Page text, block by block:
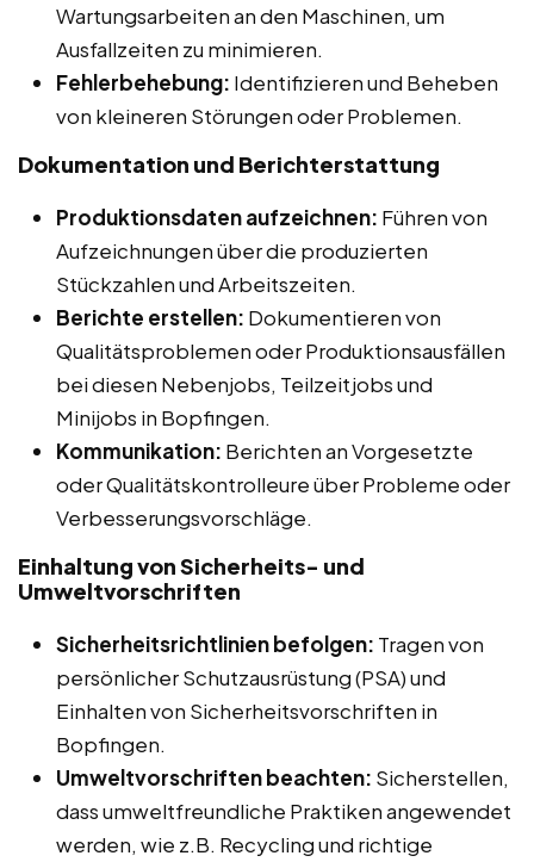
Wartungsarbeiten an den Maschinen, um
Ausfallzeiten zu minimieren.
Fehlerbehebung: Identifizieren und Beheben
von kleineren Störungen oder Problemen.
Dokumentation und Berichterstattung
Produktionsdaten aufzeichnen: Führen von
Aufzeichnungen über die produzierten
Stückzahlen und Arbeitszeiten.
Berichte erstellen: Dokumentieren von
Qualitätsproblemen oder Produktionsausfällen
bei diesen Nebenjobs, Teilzeitjobs und
Minijobs in Bopfingen.
Kommunikation: Berichten an Vorgesetzte
oder Qualitätskontrolleure über Probleme oder
Verbesserungsvorschläge.
Einhaltung von Sicherheits- und
Umweltvorschriften
Sicherheitsrichtlinien befolgen: Tragen von
persönlicher Schutzausrüstung (PSA) und
Einhalten von Sicherheitsvorschriften in
Bopfingen.
Umweltvorschriften beachten: Sicherstellen,
dass umweltfreundliche Praktiken angewendet
werden, wie z.B. Recycling und richtige